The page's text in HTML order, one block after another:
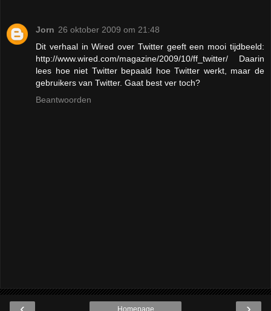
Jorn 26 oktober 2009 om 21:48
Dit verhaal in Wired over Twitter geeft een mooi tijdbeeld:
http://www.wired.com/magazine/2009/10/ff_twitter/ Daarin
lees hoe niet Twitter bepaald hoe Twitter werkt, maar de
gebruikers van Twitter. Gaat best ver toch?
Beantwoorden
Homepage